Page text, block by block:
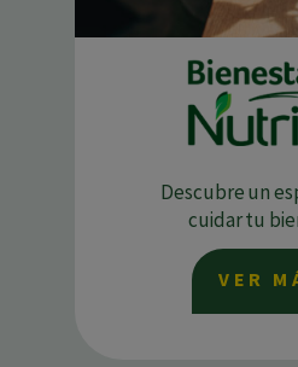
Descubre un
cuidar tu
VER